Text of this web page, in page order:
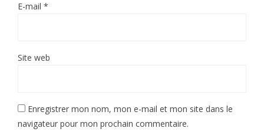
E-mail *
Site web
Enregistrer mon nom, mon e-mail et mon site dans le
navigateur pour mon prochain commentaire.